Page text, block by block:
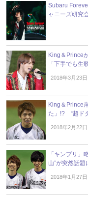
Subaru
ャニーズ研究
King＆Prince
「下手でも生
2018年3月23日
King＆Prince
た」!? “超ド
2018年2月22日
「キンプリ」
山”が突然話
2018年1月27日